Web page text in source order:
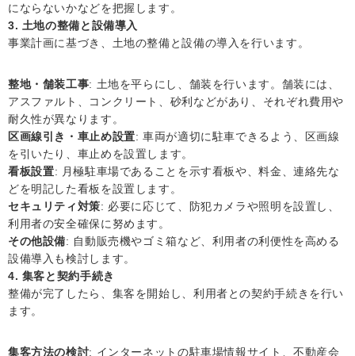
にならないかなどを把握します。
3. 土地の整備と設備導入
事業計画に基づき、土地の整備と設備の導入を行います。
整地・舗装工事: 土地を平らにし、舗装を行います。舗装には、
アスファルト、コンクリート、砂利などがあり、それぞれ費用や
耐久性が異なります。
区画線引き・車止め設置: 車両が適切に駐車できるよう、区画線
を引いたり、車止めを設置します。
看板設置: 月極駐車場であることを示す看板や、料金、連絡先な
どを明記した看板を設置します。
セキュリティ対策: 必要に応じて、防犯カメラや照明を設置し、
利用者の安全確保に努めます。
その他設備: 自動販売機やゴミ箱など、利用者の利便性を高める
設備導入も検討します。
4. 集客と契約手続き
整備が完了したら、集客を開始し、利用者との契約手続きを行い
ます。
集客方法の検討: インターネットの駐車場情報サイト、不動産会